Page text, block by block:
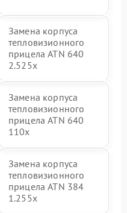
Замена корпуса
тепловизионного
прицела ATN 640
2.525x
Замена корпуса
тепловизионного
прицела ATN 640
110x
Замена корпуса
тепловизионного
прицела ATN 384
1.255х